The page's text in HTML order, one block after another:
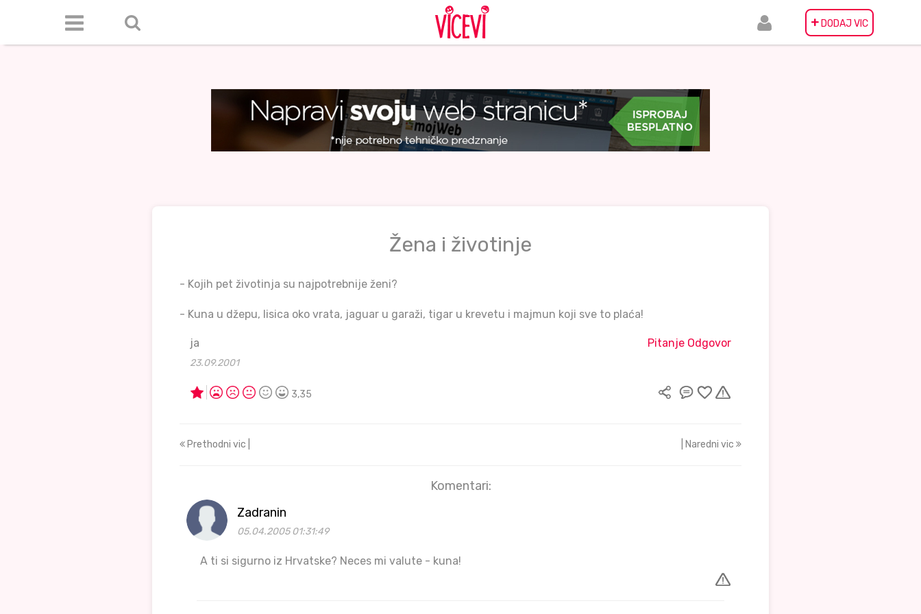
+ DODAJ VIC
Žena i životinje
- Kojih pet životinja su najpotrebnije ženi?
- Kuna u džepu, lisica oko vrata, jaguar u garaži, tigar u krevetu i majmun koji sve to plaća!
ja
23.09.2001
Pitanje Odgovor
3,35
Prethodni vic | | Naredni vic
Komentari:
Zadranin
05.04.2005 01:31:49
A ti si sigurno iz Hrvatske? Neces mi valute - kuna!